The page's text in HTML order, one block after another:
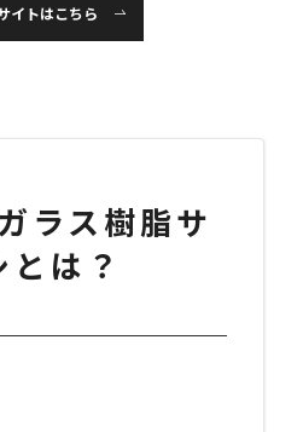
イトはこちら
ラス樹脂サ
とは？